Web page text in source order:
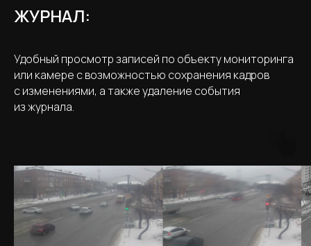
ЖУРНАЛ:
Удобный просмотр записей по объекту мониторинга
или камере с возможностью сохранения кадров
с изменениями, а также удаление события
из журнала.